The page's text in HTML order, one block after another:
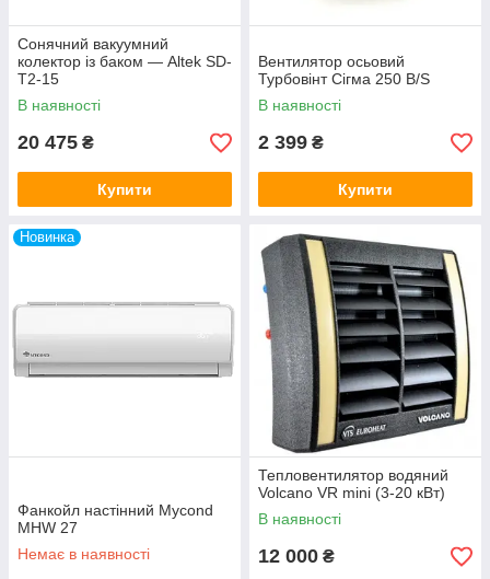
Сонячний вакуумний
колектор із баком — Altek SD-
T2-15
В наявності
20 475 ₴
Купити
Вентилятор осьовий
Турбовінт Сігма 250 B/S
В наявності
2 399 ₴
Купити
Новинка
Фанкойл настінний Mycond
MHW 27
Немає в наявності
Тепловентилятор водяний
Volcano VR mini (3-20 кВт)
В наявності
12 000 ₴